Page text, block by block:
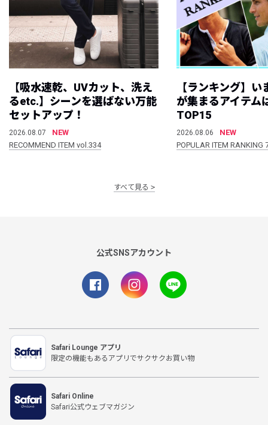
【吸水速乾、UVカット、洗え
るetc.】シーンを選ばない万能
セットアップ！
2026.08.07
NEW
RECOMMEND ITEM vol.334
【ランキング】
が集まるアイテム
TOP15
2026.08.06
NEW
POPULAR ITEM
すべて見る
公式SNSアカウント
Safari Lounge アプリ
限定の機能もあるアプリでサクサクお買い物
Safari Online
Safari公式ウェブマガジン